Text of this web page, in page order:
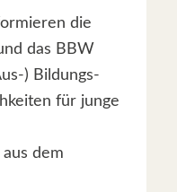
die
das BBW
) Bildungs-
für junge
dem